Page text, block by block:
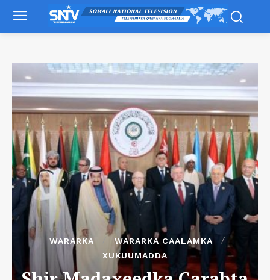
WARARKA
WARARKA CAALAMKA
XUKUUMADDA